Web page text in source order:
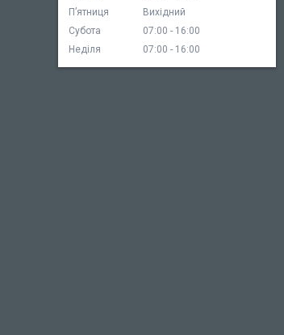
Пʼятниця
Вихідний
Субота
07:00
16:00
Неділя
07:00 16:00